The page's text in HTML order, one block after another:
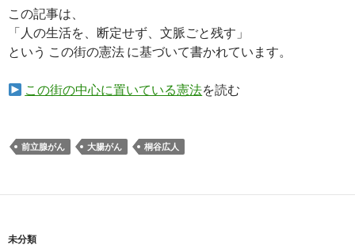
この記事は、
「人の生活を、断定せず、文脈ごと残す」
という この街の憲法 に基づいて書かれています。
この街の中心に置いている憲法を読む
前立腺がん 大腸がん 桐谷広人
未分類